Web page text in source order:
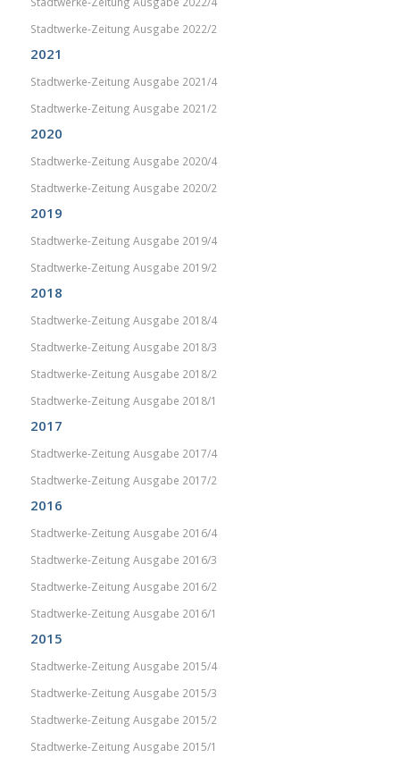
Stadtwerke-Zeitung Ausgabe 2022/2
2021
Stadtwerke-Zeitung Ausgabe 2021/4
Stadtwerke-Zeitung Ausgabe 2021/2
2020
Stadtwerke-Zeitung Ausgabe 2020/4
Stadtwerke-Zeitung Ausgabe 2020/2
2019
Stadtwerke-Zeitung Ausgabe 2019/4
Stadtwerke-Zeitung Ausgabe 2019/2
2018
Stadtwerke-Zeitung Ausgabe 2018/4
Stadtwerke-Zeitung Ausgabe 2018/3
Stadtwerke-Zeitung Ausgabe 2018/2
Stadtwerke-Zeitung Ausgabe 2018/1
2017
Stadtwerke-Zeitung Ausgabe 2017/4
Stadtwerke-Zeitung Ausgabe 2017/2
2016
Stadtwerke-Zeitung Ausgabe 2016/4
Stadtwerke-Zeitung Ausgabe 2016/3
Stadtwerke-Zeitung Ausgabe 2016/2
Stadtwerke-Zeitung Ausgabe 2016/1
2015
Stadtwerke-Zeitung Ausgabe 2015/4
Stadtwerke-Zeitung Ausgabe 2015/3
Stadtwerke-Zeitung Ausgabe 2015/2
Stadtwerke-Zeitung Ausgabe 2015/1